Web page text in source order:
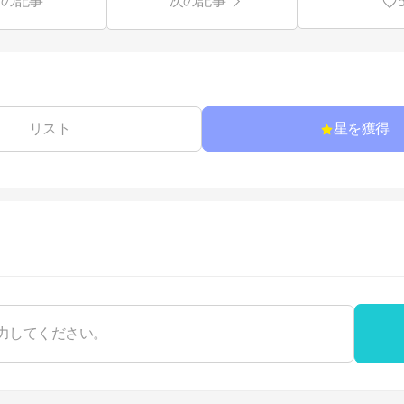
リスト 星を獲得